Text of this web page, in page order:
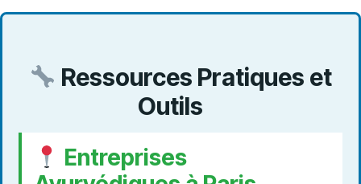
Ressources Pratiques et
Outils
Entreprises